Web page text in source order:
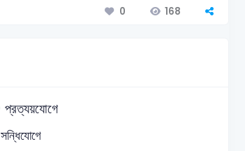
0 168
প্রত্যয়যোগে
সন্ধিযোগে